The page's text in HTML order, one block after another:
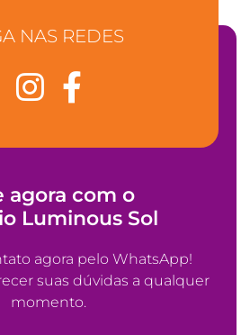
NAS REDES
agora com o
Luminous Sol
agora pelo WhatsApp!
suas dúvidas a qualquer
momento.